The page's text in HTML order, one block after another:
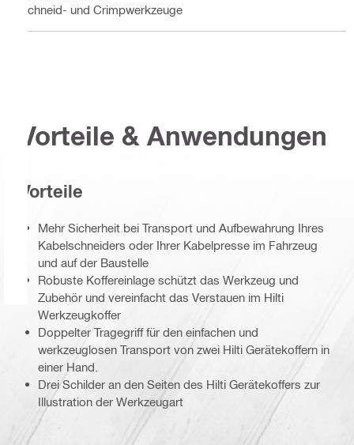
Schneid- und Crimpwerkzeuge
Vorteile & Anwendungen
Vorteile
Mehr Sicherheit bei Transport und Aufbewahrung Ihres
Kabelschneiders oder Ihrer Kabelpresse im Fahrzeug
und auf der Baustelle
Robuste Koffereinlage schützt das Werkzeug und
Zubehör und vereinfacht das Verstauen im Hilti
Werkzeugkoffer
Doppelter Tragegriff für den einfachen und
werkzeuglosen Transport von zwei Hilti Gerätekoffern in
einer Hand.
Drei Schilder an den Seiten des Hilti Gerätekoffers zur
Illustration der Werkzeugart